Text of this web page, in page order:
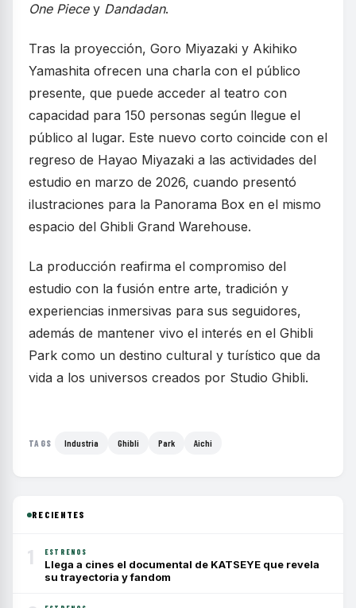
One Piecey Dandadan.
Tras la proyección, Goro Miyazaki y Akihiko
Yamashita ofrecen una charla con el público
presente, que puede acceder al teatro con
capacidad para 150 personas según llegue el
público al lugar. Este nuevo corto coincide con el
regreso de Hayao Miyazaki a las actividades del
estudio en marzo de 2026, cuando presentó
ilustraciones para la Panorama Box en el mismo
espacio del Ghibli Grand Warehouse.
La producción reafirma el compromiso del
estudio con la fusión entre arte, tradición y
experiencias inmersivas para sus seguidores,
además de mantener vivo el interés en el Ghibli
Park como un destino cultural y turístico que da
vida a los universos creados por Studio Ghibli.
TAGS Industria Ghibli Park Aichi
RECIENTES
1 ESTRENOS
Llega a cines el documental de KATSEYE que revela
su trayectoria y fandom